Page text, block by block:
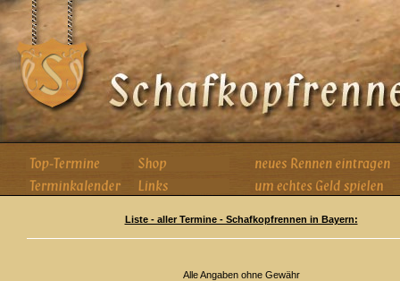
Liste - aller Termine - Schafkopfrennen in Bayern:
Alle Angaben ohne Gewähr